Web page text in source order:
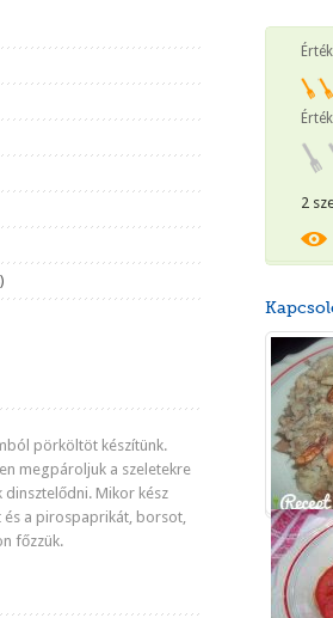
pörköltöt készítünk.
megpároljuk a szeletekre
Mikor kész
és a pirospaprikát, borsot,
főzzük.
2